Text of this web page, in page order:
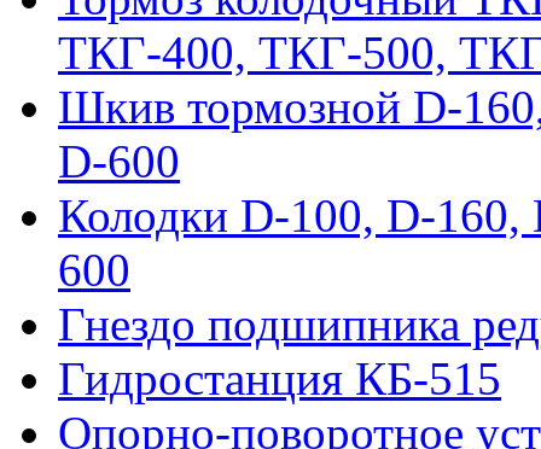
ТКГ-400, ТКГ-500,
Шкив тормозной D-
D-600
Колодки D-100, D-
600
Гнездо подшипника
Гидростанция КБ-515
Опорно-поворотное